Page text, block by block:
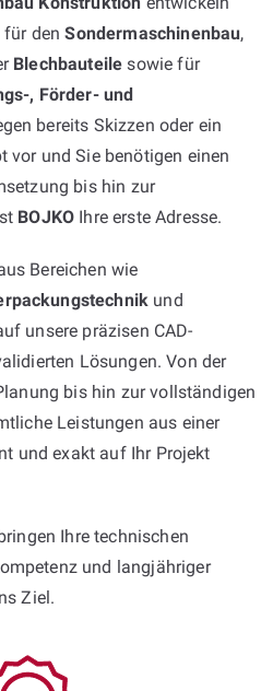
für denSondermaschinenbau,
Blechbauteile sowie für
, Förder- und
bereits Skizzen oder ein
vor und Sie benötigen einen
bis hin zur
BOJKO Ihre erste Adresse.
Bereichen wie
und
unsere präzisen CAD-
Lösungen. Von der
bis hin zur vollständigen
Leistungen aus einer
und exakt auf Ihr Projekt
Ihre technischen
und langjähriger
Ziel.